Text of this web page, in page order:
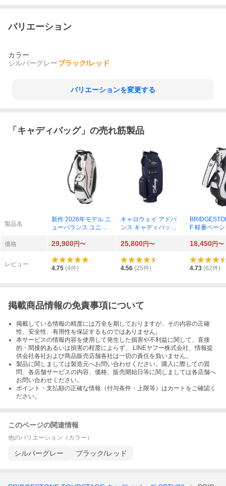
バリエーション
カラー
シルバーグレーブラック/レッド
バリエーションを変更する
「 キャディバッグ」の売れ筋製品
製品名
新作 2026年モデル ニ
ューバランス ユニセ
グ 012-6980001 030
キャロウェイ アドバ
ンス キャディバック
本正規品
F 軽量ベー
イト/ブラッ
価格 29,900円〜 25,800円〜 18,450円〜
レビュー
4.75 (4件) 4.56 (25件) 4.73 (62件)
掲載商品情報の免責事項について
掲載している情報の精度には万全を期しておりますが、その内容の正確
性、安全性、有用性を保証するものではありません。
本サービスの情報内容を使用して発生した損害や不利益に関して、直接
的・間接的あるいは損害の程度によらず、 LINEヤフー株式会社、情報提
供会社各社および商品販売店舗各社は一切の責任を負いません。
製品に関しましては製造元へお問い合わせください。購入に際しての質
問、各店舗サービスの内容、価格、販売開始日等に関しましては各店舗へ
お問い合わせください。
ポイント・支払額の正確な情報（付与条件・上限等）はカートをご確認く
ださい。
このページの関連情報
他のバリエーション（カラー）
シルバーグレー ブラック/レッド